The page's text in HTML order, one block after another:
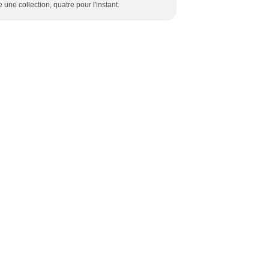
une collection, quatre pour l'instant.